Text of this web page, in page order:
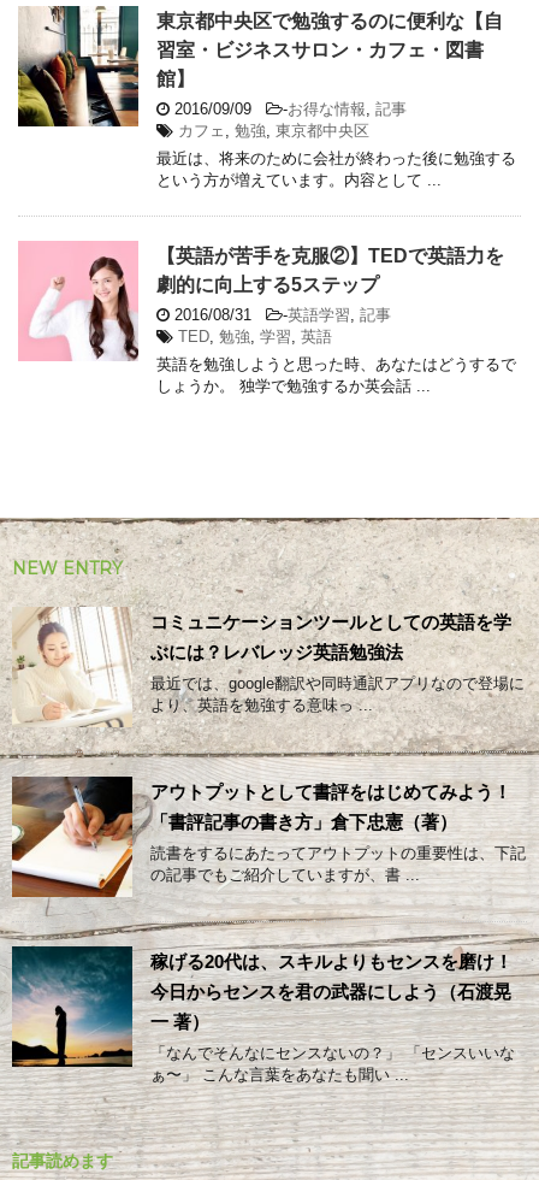
東京都中央区で勉強するのに便利な【自
習室・ビジネスサロン・カフェ・図書
館】
2016/09/09 -お得な情報 記事
カフェ
勉強 東京都中央区
最近は、将来のために会社が終わった後に勉強する
という方が増えています。内容として ...
【英語が苦手を克服②】TEDで英語力を
劇的に向上する5ステップ
2016/08/31 -英語学習 記事
TED 勉強 学習 英語
英語を勉強しようと思った時、あなたはどうするで
しょうか。 独学で勉強するか英会話 ...
NEW ENTRY
コミュニケーションツールとしての英語を学
ぶには？レバレッジ英語勉強法
最近では、google翻訳や同時通訳アプリなので登場に
より、英語を勉強する意味っ ...
アウトプットとして書評をはじめてみよう！
「書評記事の書き方」倉下忠憲（著）
読書をするにあたってアウトプットの重要性は、下記
の記事でもご紹介していますが、書 ...
稼げる20代は、スキルよりもセンスを磨け！
今日からセンスを君の武器にしよう（石渡晃
一 著）
「なんでそんなにセンスないの？」 「センスいいな
ぁ〜」 こんな言葉をあなたも聞い ...
記事読めます